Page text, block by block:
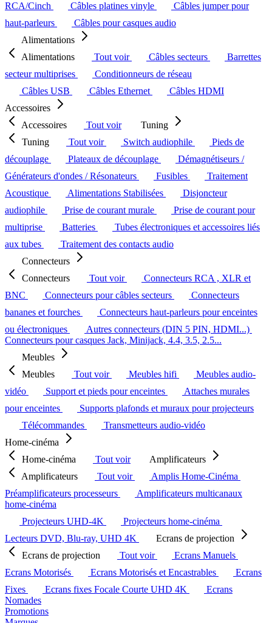
RCA/Cinch
Câbles platines vinyle
Câbles jumper pour
haut-parleurs
Câbles pour casques audio
Alimentations
Alimentations
Tout voir Câbles secteurs
Barrettes
secteur multiprises
Conditionneurs de réseau
Câbles USB
Câbles Ethernet
Câbles HDMI
Accessoires
Accessoires
Tout voir
Tuning
Tuning
Tout voir Switch audiophile
Pieds de
découplage
Plateaux de découplage
Démagnétiseurs /
Générateurs d'ondes / Résonateurs
Fusibles
Traitement
Acoustique
Alimentations Stabilisées
Disjoncteur
audiophile
Prise de courant murale
Prise de courant pour
multiprise
Batteries
Tubes électroniques et accessoires liés
aux tubes
Traitement des contacts audio
Connecteurs
Connecteurs
Tout voir
Connecteurs RCA , XLR et
BNC
Connecteurs pour câbles secteurs
Connecteurs
bananes et fourches
Connecteurs haut-parleurs pour enceintes
ou électroniques
Autres connecteurs (DIN 5 PIN, HDMI...)
Connecteurs pour casques Jack, Minijack, 4.4, 3.5, 2.5...
Meubles
Meubles
Tout voir Meubles hifi
Meubles audio-
vidéo
Support et pieds pour enceintes
Attaches murales
pour enceintes
Supports plafonds et muraux pour projecteurs
Télécommandes
Transmetteurs audio-vidéo
Home-cinéma
Home-cinéma
Tout voir
Amplificateurs
Amplificateurs
Tout voir
Amplis Home-Cinéma
Préamplificateurs processeurs
Amplificateurs multicanaux
home-cinéma
Projecteurs UHD-4K
Projecteurs home-cinéma
Lecteurs DVD, Blu-ray, UHD 4K
Ecrans de projection
Ecrans de projection
Tout voir
Ecrans Manuels
Ecrans Motorisés
Ecrans Motorisés et Encastrables
Ecrans
Fixes
Ecrans fixes Focale Courte UHD 4K
Ecrans
Nomades
Promotions